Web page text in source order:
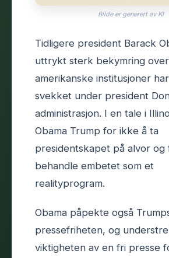
Bilde er generert av KI
Tidligere president Barack
uttrykt sterk bekymring
amerikanske institusjoner
svekket under president
administrasjon. I en tale i
Obama Trump for ikke å ta
presidentskapet på alvor og
behandle embetet som et
realityprogram.
Obama påpekte også
pressefriheten, og
viktigheten av en fri presse